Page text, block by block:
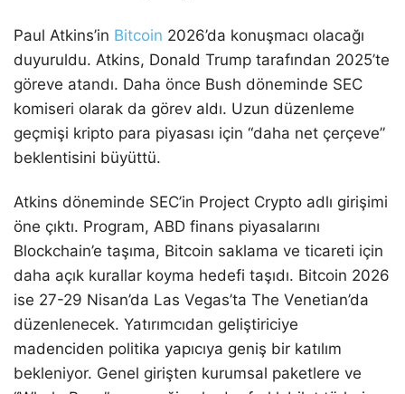
Paul Atkins’in Bitcoin 2026’da konuşmacı olacağı
duyuruldu. Atkins, Donald Trump tarafından 2025’te
göreve atandı. Daha önce Bush döneminde SEC
komiseri olarak da görev aldı. Uzun düzenleme
geçmişi kripto para piyasası için “daha net çerçeve”
beklentisini büyüttü.
Atkins döneminde SEC’in Project Crypto adlı girişimi
öne çıktı. Program, ABD finans piyasalarını
Blockchain’e taşıma, Bitcoin saklama ve ticareti için
daha açık kurallar koyma hedefi taşıdı. Bitcoin 2026
ise 27-29 Nisan’da Las Vegas’ta The Venetian’da
düzenlenecek. Yatırımcıdan geliştiriciye
madenciden politika yapıcıya geniş bir katılım
bekleniyor. Genel girişten kurumsal paketlere ve